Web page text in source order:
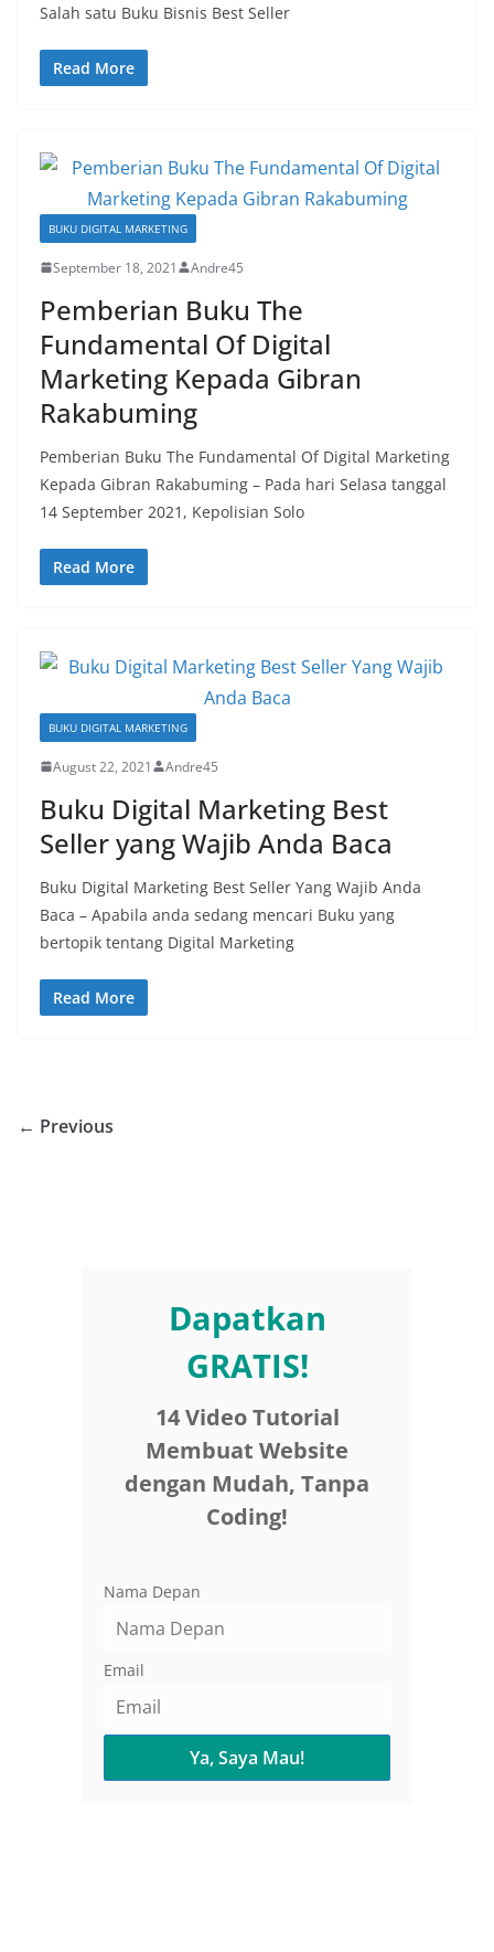
Salah satu Buku Bisnis Best Seller
Read More
BUKU DIGITAL MARKETING
September 18, 2021 Andre45
Pemberian Buku The
Fundamental Of Digital
Marketing Kepada Gibran
Rakabuming
Pemberian Buku The Fundamental Of Digital Marketing
Kepada Gibran Rakabuming – Pada hari Selasa tanggal
14 September 2021, Kepolisian Solo
Read More
BUKU DIGITAL MARKETING
August 22, 2021 Andre45
Buku Digital Marketing Best
Seller yang Wajib Anda Baca
Buku Digital Marketing Best Seller Yang Wajib Anda
Baca – Apabila anda sedang mencari Buku yang
bertopik tentang Digital Marketing
Read More
← Previous
Dapatkan
GRATIS!
14 Video Tutorial
Membuat Website
dengan Mudah, Tanpa
Coding!
Nama Depan
Email